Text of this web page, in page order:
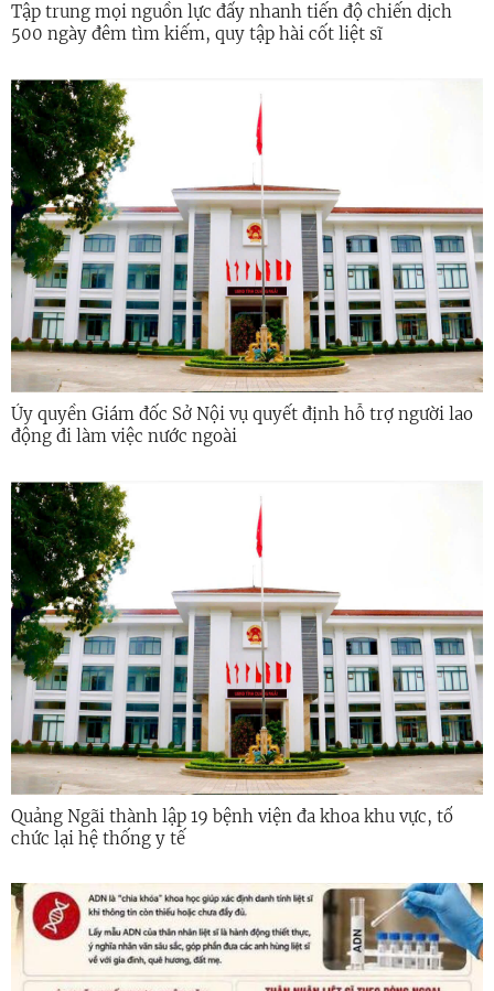
Tập trung mọi nguồn lực đẩy nhanh tiến độ chiến dịch
500 ngày đêm tìm kiếm, quy tập hài cốt liệt sĩ
Ủy quyền Giám đốc Sở Nội vụ quyết định hỗ trợ người lao
động đi làm việc nước ngoài
Quảng Ngãi thành lập 19 bệnh viện đa khoa khu vực, tổ
chức lại hệ thống y tế